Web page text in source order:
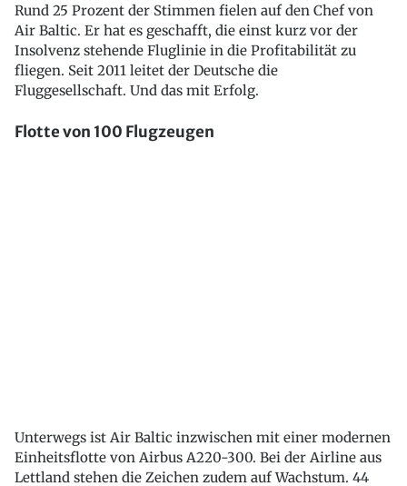
Rund 25 Prozent der Stimmen fielen auf den Chef von
Air Baltic. Er hat es geschafft, die einst kurz vor der
Insolvenz stehende Fluglinie in die Profitabilität zu
fliegen. Seit 2011 leitet der Deutsche die
Fluggesellschaft. Und das mit Erfolg.
Flotte von 100 Flugzeugen
Unterwegs ist Air Baltic inzwischen mit einer modernen
Einheitsflotte von Airbus A220-300. Bei der Airline aus
Lettland stehen die Zeichen zudem auf Wachstum. 44